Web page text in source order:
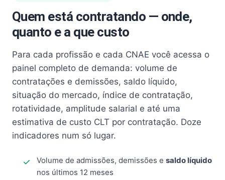
Quem está contratando — onde,
quanto e a que custo
Para cada profissão e cada CNAE você acessa o
painel completo de demanda: volume de
contratações e demissões, saldo líquido,
situação do mercado, índice de contratação,
rotatividade, amplitude salarial e até uma
estimativa de custo CLT por contratação. Doze
indicadores num só lugar.
Volume de admissões, demissões e saldo líquido
nos últimos 12 meses